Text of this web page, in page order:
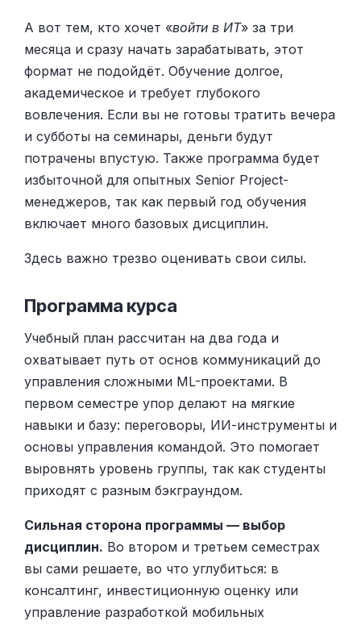
А вот тем, кто хочет «войти в ИТ» за три
месяца и сразу начать зарабатывать, этот
формат не подойдёт. Обучение долгое,
академическое и требует глубокого
вовлечения. Если вы не готовы тратить вечера
и субботы на семинары, деньги будут
потрачены впустую. Также программа будет
избыточной для опытных Senior Project-
менеджеров, так как первый год обучения
включает много базовых дисциплин.
Здесь важно трезво оценивать свои силы.
Программа курса
Учебный план рассчитан на два года и
охватывает путь от основ коммуникаций до
управления сложными ML-проектами. В
первом семестре упор делают на мягкие
навыки и базу: переговоры, ИИ-инструменты и
основы управления командой. Это помогает
выровнять уровень группы, так как студенты
приходят с разным бэкграундом.
Сильная сторона программы — выбор
дисциплин. Во втором и третьем семестрах
вы сами решаете, во что углубиться: в
консалтинг, инвестиционную оценку или
управление разработкой мобильных